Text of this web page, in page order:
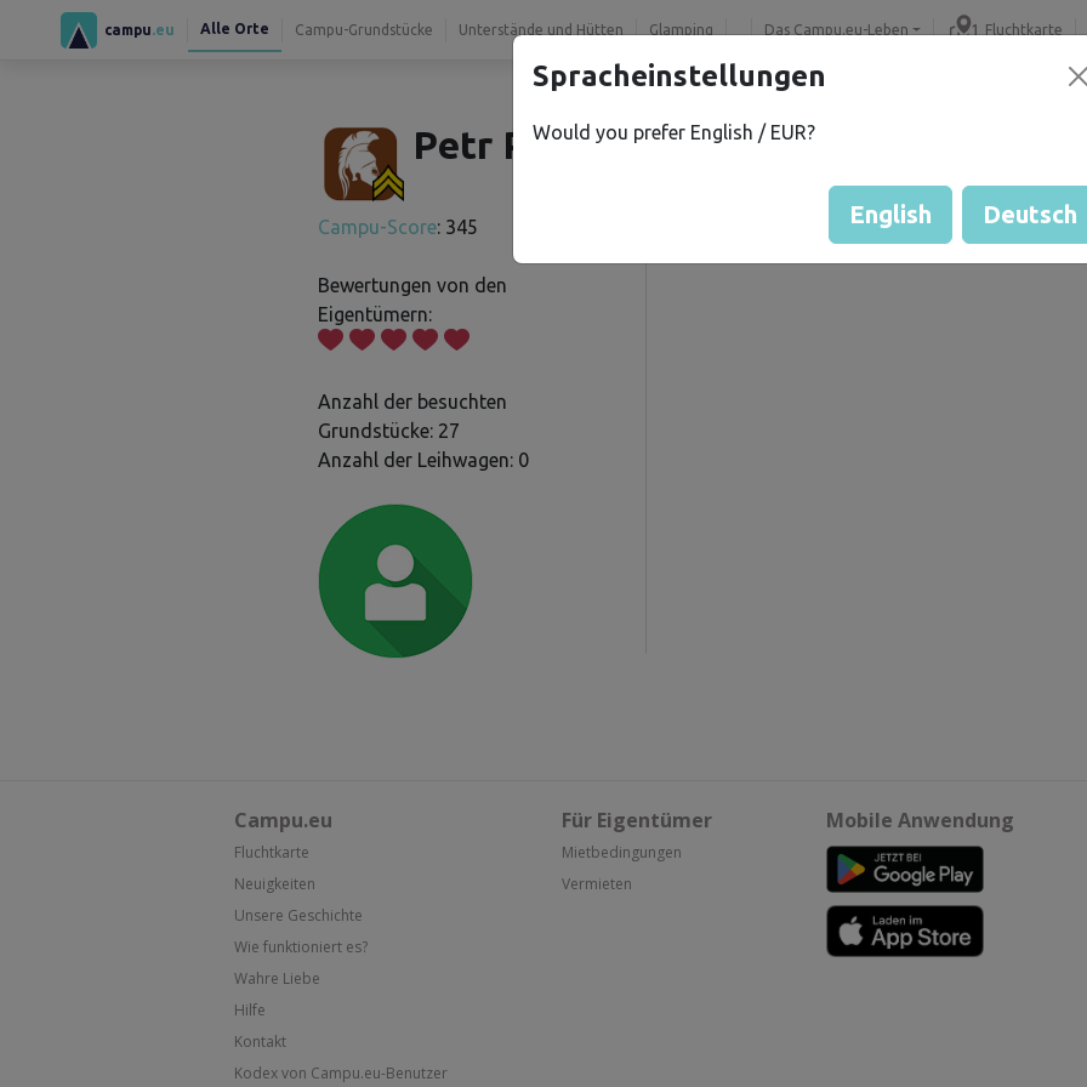
campu .eu Alle Orte Campu-Grundstücke Unterstände und Hütten Glamping Das Campu.eu-Leben Fluchtkarte
Petr P.
Campu-Score: 345
Bewertungen von den
Eigentümern:
Anzahl der besuchten
Grundstücke: 27
Anzahl der Leihwagen: 0
Gästebewertung durch
Bewertung der Grundstücke
Campu.eu
Fluchtkarte
Neuigkeiten
Unsere Geschichte
Wie funktioniert es?
Wahre Liebe
Hilfe
Kontakt
Kodex von Campu.eu-Benutzer
Für Eigentümer
Mietbedingungen
Vermieten
Mobile Anwendung
Spracheinstellungen
Would you prefer English / EUR?
English Deutsch